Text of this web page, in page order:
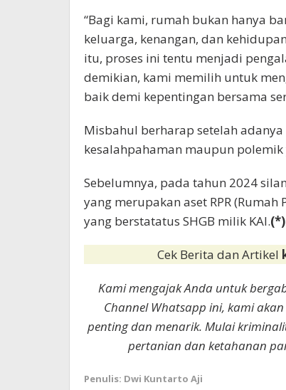
“Bagi kami, rumah bukan hanya
keluarga, kenangan, dan
itu, proses ini tentu menjadi
demikian, kami memilih untuk
baik demi kepentingan bersama
Misbahul berharap setelah
kesalahpahaman maupun
Sebelumnya, pada tahun 2024
yang merupakan aset RPR
yang berstatatus SHGB milik KAI.(*)
Cek Berita dan Artikel
Kami mengajak Anda untuk
Channel Whatsapp ini, kami
penting dan menarik. Mulai
pertanian dan ketahanan
Penulis: Dwi Kuntarto Aji